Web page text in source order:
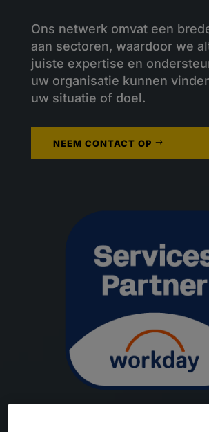
Ons netwerk omvat een
aan sectoren, waardoor we
juiste expertise en
uw organisatie kunnen
uw situatie of doel.
NEEM CONTACT OP